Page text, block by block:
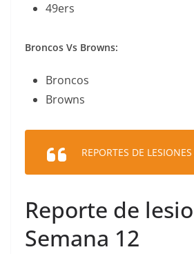
49ers
Broncos Vs Browns:
Broncos
Browns
REPORTES DE
Reporte de
Semana 12